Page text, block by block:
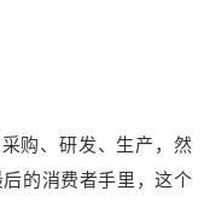
购、研发、生产，然
的消费者手里，这个